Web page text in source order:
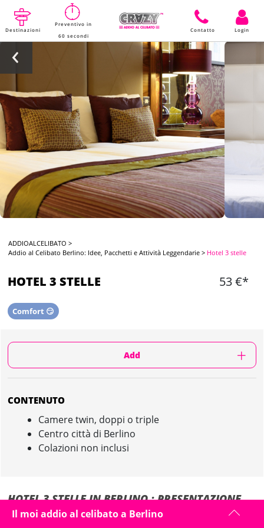
Destinazioni
Preventivo in
60 secondi
Contatto Login
ADDIOALCELIBATO >
Addio al Celibato Berlino: Idee, Pacchetti e Attività Leggendarie > Hotel 3 stelle
HOTEL 3 STELLE 53 €*
Comfort 😏
Add
CONTENUTO
Camere twin, doppi o triple
Centro città di Berlino
Colazioni non inclusi
HOTEL 3 STELLE IN BERLINO : PRESENTAZIONE
Il moi addio al celibato a Berlino